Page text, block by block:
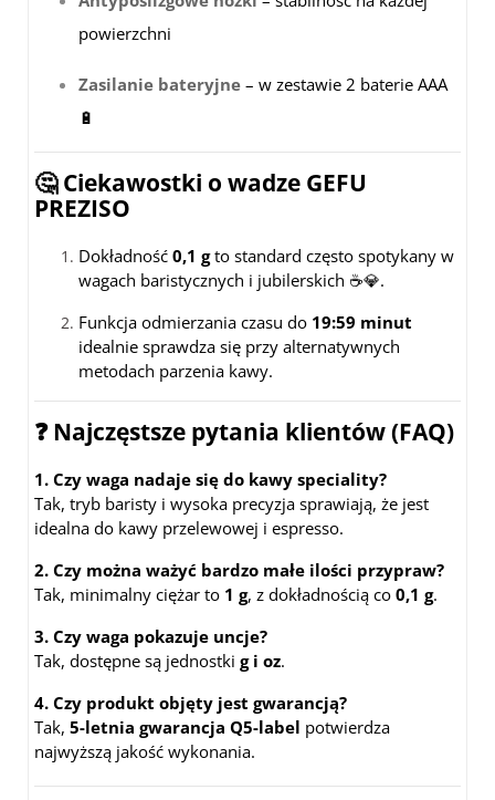
powierzchni
Zasilanie bateryjne – w zestawie 2 baterie AAA
🔋
🤔 Ciekawostki o wadze GEFU
PREZISO
Dokładność 0,1 gto standard często spotykany w
wagach baristycznych i jubilerskich ☕💎.
Funkcja odmierzania czasu do 19:59 minut
idealnie sprawdza się przy alternatywnych
metodach parzenia kawy.
❓ Najczęstsze pytania klientów (FAQ)
1. Czy waga nadaje się do kawy speciality?
Tak, tryb baristy i wysoka precyzja sprawiają, że jest
idealna do kawy przelewowej i espresso.
2. Czy można ważyć bardzo małe ilości przypraw?
Tak, minimalny ciężar to 1 g, z dokładnością co 0,1 g.
3. Czy waga pokazuje uncje?
Tak, dostępne są jednostki g i oz.
4. Czy produkt objęty jest gwarancją?
Tak, 5-letnia gwarancja Q5-label potwierdza
najwyższą jakość wykonania.